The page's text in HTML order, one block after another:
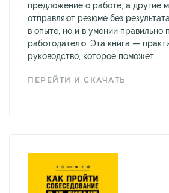
предложение о работе, а другие
отправляют резюме без
в опыте, но и в умении правильно
работодателю. Эта книга —
руководство, которое поможет...
ПЕРЕЙТИ И СКАЧАТЬ